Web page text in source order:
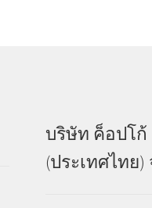
บริษัท ค็อปโก้
(ประเทศไทย)